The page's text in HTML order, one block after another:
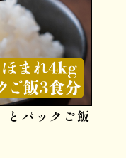
パックご飯